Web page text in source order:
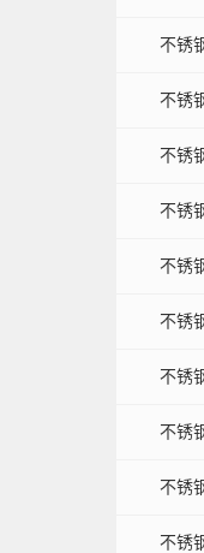
不锈
不锈
不锈
不锈
不锈
不锈
不锈
不锈
不锈
不锈